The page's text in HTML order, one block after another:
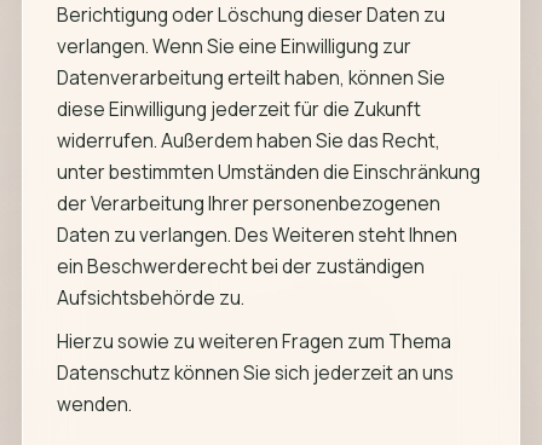
Berichtigung oder Löschung dieser Daten zu
verlangen. Wenn Sie eine Einwilligung zur
Datenverarbeitung erteilt haben, können Sie
diese Einwilligung jederzeit für die Zukunft
widerrufen. Außerdem haben Sie das Recht,
unter bestimmten Umständen die Einschränkung
der Verarbeitung Ihrer personenbezogenen
Daten zu verlangen. Des Weiteren steht Ihnen
ein Beschwerderecht bei der zuständigen
Aufsichtsbehörde zu.
Hierzu sowie zu weiteren Fragen zum Thema
Datenschutz können Sie sich jederzeit an uns
wenden.